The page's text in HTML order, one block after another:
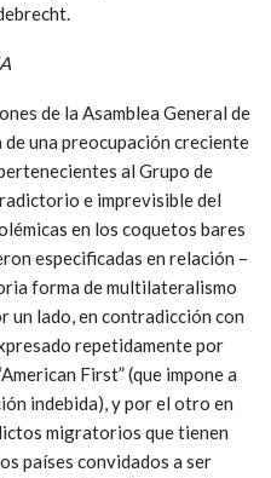
de la Asamblea General de
una preocupación creciente
al Grupo de
e imprevisible del
en los coquetos bares
especificadas en relación –
forma de multilateralismo
un lado, en contradicción con
repetidamente por
First” (que impone a
indebida), y por el otro en
migratorios que tienen
países convidados a ser